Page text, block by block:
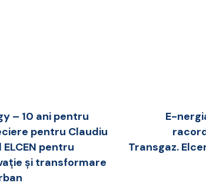
– 10 ani pentru
pentru Claudiu
pentru
și transformare
E-
Transgaz.